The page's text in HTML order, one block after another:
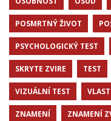
POSMRTNÝ ŽIVOT
PSYCHOLOGICKÝ TEST
SKRYTE ZVIRE TEST
VIZUÁLNÍ TEST
ZNAMENÍ ZNAMENÍ